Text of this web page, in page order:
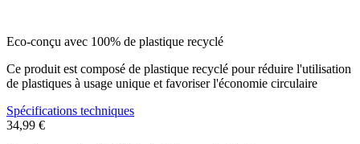
Eco-conçu avec 100% de plastique recyclé
Ce produit est composé de plastique recyclé pour réduire l'utilisation
de plastiques à usage unique et favoriser l'économie circulaire
Spécifications techniques
34,99 €